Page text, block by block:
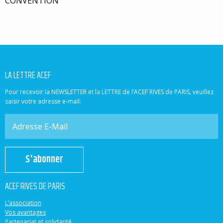
LA LETTRE ACEF
Pour recevoir la NEWSLETTER et la LETTRE de l’ACEF RIVES de PARIS, veuillez
saisir votre adresse e-mail:
S'abonner
ACEF RIVES DE PARIS
L’association
Vos avantages